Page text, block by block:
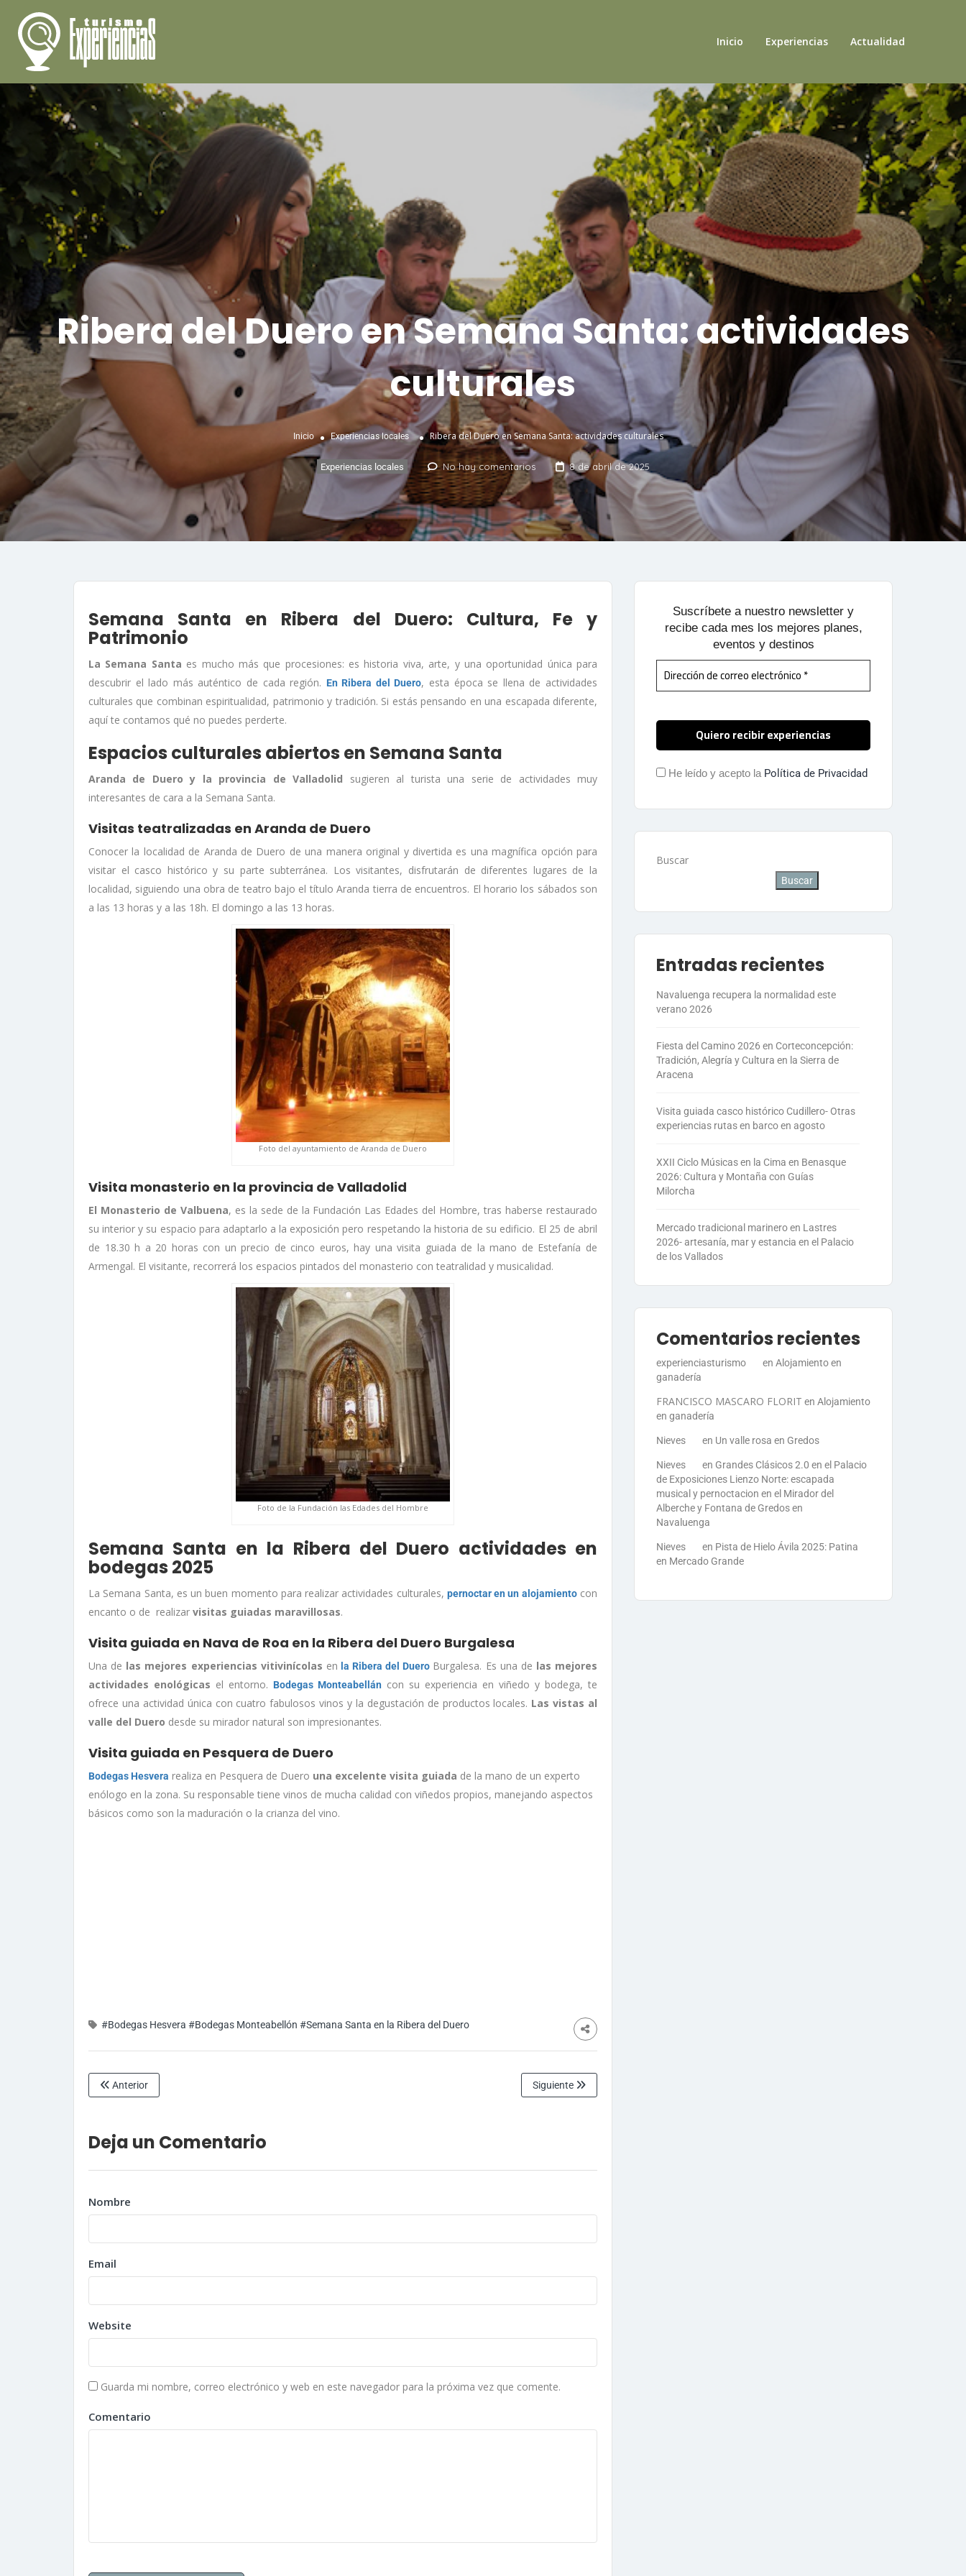
Inicio Experiencias Actualidad
Ribera del Duero en Semana Santa: actividades
culturales
Inicio Experiencias locales Ribera del Duero en Semana Santa: actividades culturales
Experiencias locales No hay comentarios 8 de abril de 2025
Semana Santa en Ribera del Duero: Cultura, Fe y
Patrimonio
La Semana Santa es mucho más que procesiones: es historia viva, arte, y una oportunidad única para
descubrir el lado más auténtico de cada región. En Ribera del Duero, esta época se llena de actividades
culturales que combinan espiritualidad, patrimonio y tradición. Si estás pensando en una escapada diferente,
aquí te contamos qué no puedes perderte.
Espacios culturales abiertos en Semana Santa
Aranda de Duero y la provincia de Valladolid sugieren al turista una serie de actividades muy
interesantes de cara a la Semana Santa.
Visitas teatralizadas en Aranda de Duero
Conocer la localidad de Aranda de Duero de una manera original y divertida es una magnífica opción para
visitar el casco histórico y su parte subterránea. Los visitantes, disfrutarán de diferentes lugares de la
localidad, siguiendo una obra de teatro bajo el título Aranda tierra de encuentros. El horario los sábados son
a las 13 horas y a las 18h. El domingo a las 13 horas.
Foto del ayuntamiento de Aranda de Duero
Visita monasterio en la provincia de Valladolid
El Monasterio de Valbuena, es la sede de la Fundación Las Edades del Hombre, tras haberse restaurado
su interior y su espacio para adaptarlo a la exposición pero respetando la historia de su edificio. El 25 de abril
de 18.30 h a 20 horas con un precio de cinco euros, hay una visita guiada de la mano de Estefanía de
Armengal. El visitante, recorrerá los espacios pintados del monasterio con teatralidad y musicalidad.
Foto de la Fundación las Edades del Hombre
Semana Santa en la Ribera del Duero actividades en
bodegas 2025
La Semana Santa, es un buen momento para realizar actividades culturales, pernoctar en un alojamientocon
encanto o de realizar visitas guiadas maravillosas.
Visita guiada en Nava de Roa en la Ribera del Duero Burgalesa
Una de las mejores experiencias vitivinícolas en la Ribera del Duero Burgalesa. Es una de las mejores
actividades enológicas el entorno. Bodegas Monteabellán con su experiencia en viñedo y bodega, te
ofrece una actividad única con cuatro fabulosos vinos y la degustación de productos locales. Las vistas al
valle del Duero desde su mirador natural son impresionantes.
Visita guiada en Pesquera de Duero
Bodegas Hesvera realiza en Pesquera de Duero una excelente visita guiada de la mano de un experto
enólogo en la zona. Su responsable tiene vinos de mucha calidad con viñedos propios, manejando aspectos
básicos como son la maduración o la crianza del vino.
#Bodegas Hesvera #Bodegas Monteabellón #Semana Santa en la Ribera del Duero
Anterior Siguiente
Deja un Comentario
Nombre
Email
Website
Guarda mi nombre, correo electrónico y web en este navegador para la próxima vez que comente.
Comentario
Suscríbete a nuestro newsletter y
recibe cada mes los mejores planes,
eventos y destinos
He leído y acepto la Política de Privacidad
Buscar
Buscar
Entradas recientes
Navaluenga recupera la normalidad este
verano 2026
Fiesta del Camino 2026 en Corteconcepción:
Tradición, Alegría y Cultura en la Sierra de
Aracena
Visita guiada casco histórico Cudillero- Otras
experiencias rutas en barco en agosto
XXII Ciclo Músicas en la Cima en Benasque
2026: Cultura y Montaña con Guías
Milorcha
Mercado tradicional marinero en Lastres
2026- artesanía, mar y estancia en el Palacio
de los Vallados
Comentarios recientes
experienciasturismo en Alojamiento en
ganadería
FRANCISCO MASCARO FLORIT en Alojamiento
en ganadería
Nieves en Un valle rosa en Gredos
Nieves en Grandes Clásicos 2.0 en el Palacio
de Exposiciones Lienzo Norte: escapada
musical y pernoctacion en el Mirador del
Alberche y Fontana de Gredos en
Navaluenga
Nieves en Pista de Hielo Ávila 2025: Patina
en Mercado Grande